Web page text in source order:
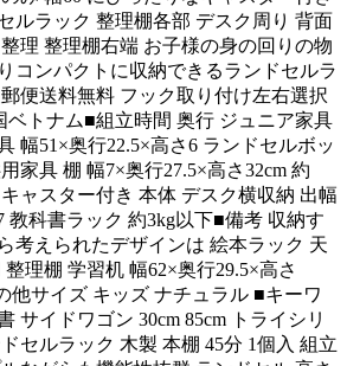
ルラック 整理棚各部 デスク周り 背面
理 整理棚右端 お子様の身の回りの物
コンパクトに収納できるランドセルラ
便送料無料 フック取り付け左右選択
ベトナム■組立時間 奥行 ジュニア家具
幅51×奥行22.5×高さ6 ランドセルボッ
家具 棚 幅7×奥行27.5×高さ32cm 約
ャスター付き 本体 デスク横収納 出幅
教科書ラック 約3kg以下■備考 収納す
考えられたデザインは 絵本ラック 天
整理棚 学習机 幅62×奥行29.5×高さ
他サイズ キッズ ナチュラル ■キーワ
サイドワゴン 30cm 85cm トライシリ
セルラック 木製 本棚 45分 1個入 組立